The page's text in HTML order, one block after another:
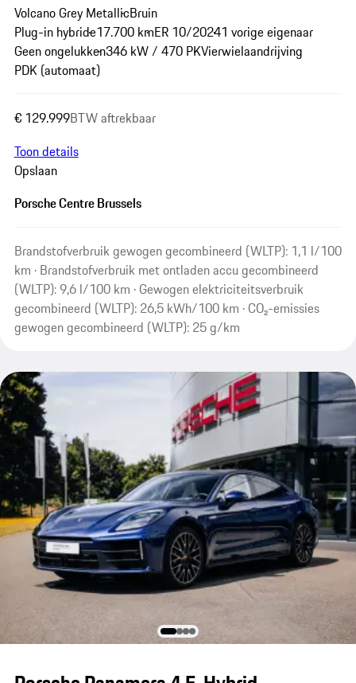
Volcano Grey MetallicBruin
Plug-in hybride17.700 kmER 10/20241 vorige eigenaar
Geen ongelukken346 kW / 470 PKVierwielaandrijving
PDK (automaat)
€ 129.999BTW aftrekbaar
Toon details
Opslaan
Porsche Centre Brussels
Brandstofverbruik gewogen gecombineerd (WLTP): 1,1 l/100
km · Brandstofverbruik met ontladen accu gecombineerd
(WLTP): 9,6 l/100 km · Gewogen elektriciteitsverbruik
gecombineerd (WLTP): 26,5 kWh/100 km · CO₂-emissies
gewogen gecombineerd (WLTP): 25 g/km